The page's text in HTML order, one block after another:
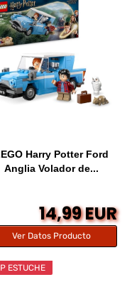
Harry Potter Ford
Anglia Volador de...
14,99 EUR
Ver Datos Producto
ESTUCHE